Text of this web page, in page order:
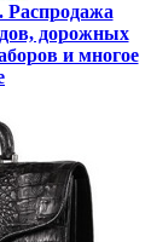
Распродажа
дорожных
и многое